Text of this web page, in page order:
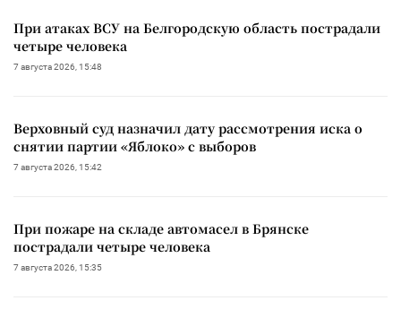
При атаках ВСУ на Белгородскую область пострадали
четыре человека
7 августа 2026, 15:48
Верховный суд назначил дату рассмотрения иска о
снятии партии «Яблоко» с выборов
7 августа 2026, 15:42
При пожаре на складе автомасел в Брянске
пострадали четыре человека
7 августа 2026, 15:35